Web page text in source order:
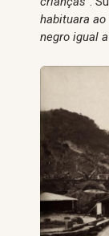
habituara
negro igual